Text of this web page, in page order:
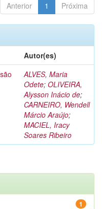
Anterior 1 Próxima
Autor(es)
ALVES, Maria
Odete; OLIVEIRA,
Alysson Inácio de;
CARNEIRO, Wendell
Márcio Araújo;
MACIEL, Iracy
Soares Ribeiro
1